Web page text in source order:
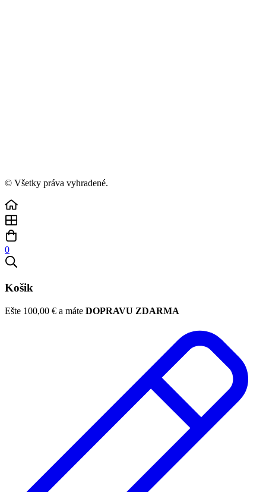
© Všetky práva vyhradené.
0
Košik
Ešte 100,00 € a máte DOPRAVU ZDARMA